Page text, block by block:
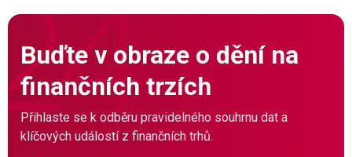
Buďte v obraze o dění na
finančních trzích
Přihlaste se k odběru pravidelného souhrnu dat a
klíčových událostí z finančních trhů.